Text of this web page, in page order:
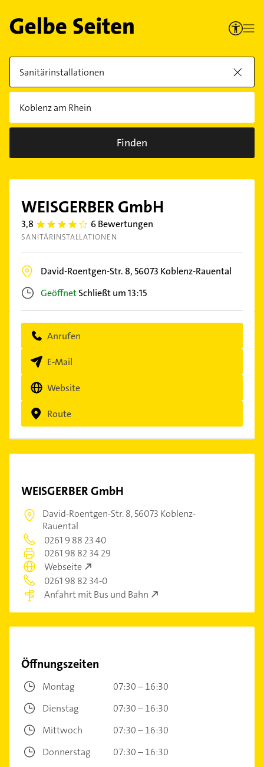
Finden
WEISGERBER GmbH
3,8 3.8 6 Bewertungen
SANITÄRINSTALLATIONEN
David-Roentgen-Str. 8, 56073 Koblenz-Rauental
GeöffnetSchließt um 13:15
Anrufen
E-Mail
Website
Route
WEISGERBER GmbH
David-Roentgen-Str. 8,56073 Koblenz-
Rauental
0261 9 88 23 40
0261 98 82 34 29
Webseite
0261 98 82 34-0
Anfahrt mit Bus und Bahn
Öffnungszeiten
Montag
07:30 – 16:30
Dienstag
07:30 – 16:30
Mittwoch
07:30 – 16:30
Donnerstag
07:30 – 16:30